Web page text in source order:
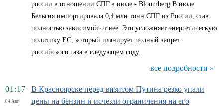
россии в отношении СПГ в июле - Bloomberg В июле
Бельгия импортировала 0,4 млн тонн СПГ из России, став
полностью зависимой от неё. Это усложняет энергетическую
политику ЕС, который планирует полный запрет
российского газа в следующем году.
все подробности »
01:17
04 Авг
В Красноярске перед визитом Путина резко упали
цены на бензин и исчезли ограничения на его